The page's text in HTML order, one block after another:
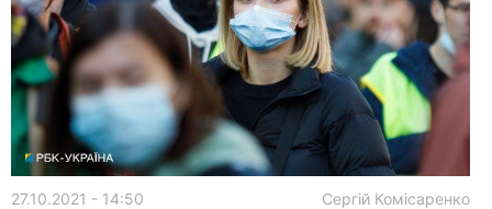
27.10.2021 - 14:50 Сергій Комісаренко